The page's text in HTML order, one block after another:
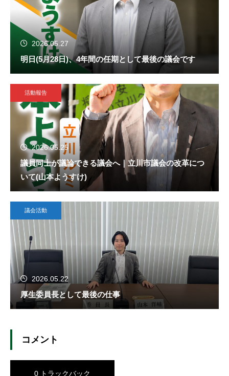
2026.05.27
明日(5月28日)、4年間の任期として最後の議会です
活動報告
2026.05.25
議員同士が議論できる議会へ｜立川市議会の改革につ
いて(山本ようすけ)
議会活動
2026.05.22
厚生委員長として最後の仕事
コメント
0 トラックバック